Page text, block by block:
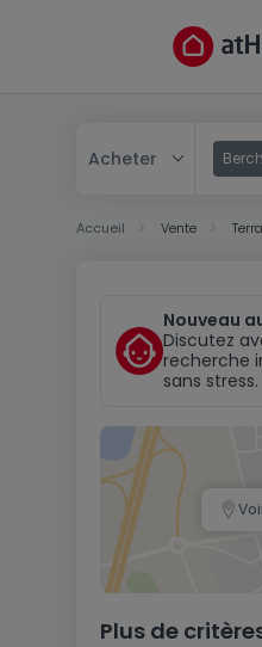
Acheter
Accueil Vente
Nouveau
Discutez
recherche
sans stress.
Plus de